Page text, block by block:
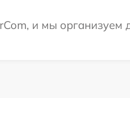
и мы организуем